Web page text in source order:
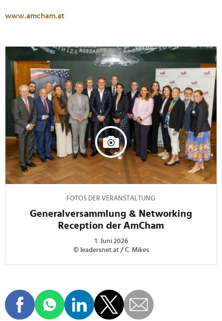
www.amcham.at
FOTOS DER VERANSTALTUNG
Generalversammlung & Networking
Reception der AmCham
1. Juni 2026
© leadersnet.at / C. Mikes